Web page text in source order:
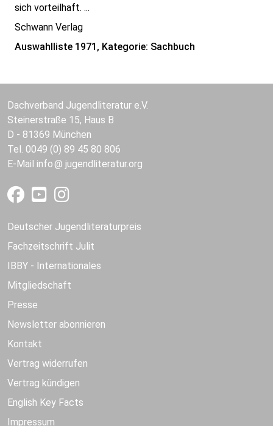
sich vorteilhaft. ...
Schwann Verlag
Auswahlliste 1971, Kategorie: Sachbuch
Dachverband Jugendliteratur e.V.
Steinerstraße 15, Haus B
D - 81369 München
Tel. 0049 (0) 89 45 80 806
E-Mail info jugendliteratur.org
Deutscher Jugendliteraturpreis
Fachzeitschrift Julit
IBBY - Internationales
Mitgliedschaft
Presse
Newsletter abonnieren
Kontakt
Vertrag widerrufen
Vertrag kündigen
English Key Facts
Impressum